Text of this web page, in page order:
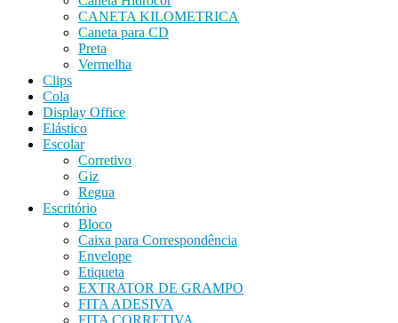
CANETA KILOMETRICA
Caneta para CD
Preta
Vermelha
Clips
Cola
Display Office
Elástico
Escolar
Corretivo
Giz
Regua
Escritório
Bloco
Caixa para Correspondência
Envelope
Etiqueta
EXTRATOR DE GRAMPO
FITA ADESIVA
FITA CORRETIVA